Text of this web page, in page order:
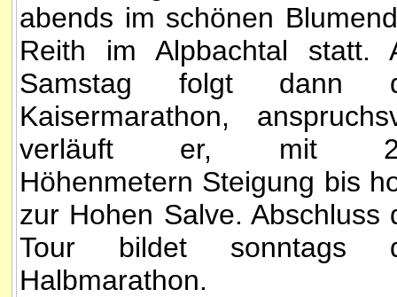
abends im schönen
Reith im Alpbachtal statt.
Samstag folgt dann
Kaisermarathon,
verläuft er, mit
Höhenmetern Steigung bis
zur Hohen Salve. Abschluss
Tour bildet sonntags
Halbmarathon.